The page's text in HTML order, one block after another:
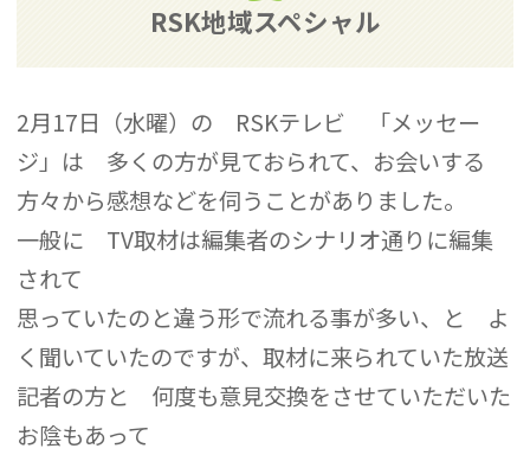
RSK地域スペシャル
2月17日（水曜）の RSKテレビ 「メッセー
ジ」は 多くの方が見ておられて、お会いする
方々から感想などを伺うことがありました。
一般に TV取材は編集者のシナリオ通りに編集
されて
思っていたのと違う形で流れる事が多い、と よ
く聞いていたのですが、取材に来られていた放送
記者の方と 何度も意見交換をさせていただいた
お陰もあって